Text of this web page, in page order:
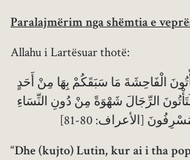
Paralajmërim nga shëmtia e
Allahu i Lartësuar thotë:
الْفَاحِشَةَ مَا سَبَقَكُمْ بِهَا مِنْ أَحَدٍ
إِنَّكُمْ لَتَأْتُونَ الرِّجَالَ شَهْوَةً مِنْ دُونِ النِّسَاءِ
[الأعراف: 80-81]
“Dhe (kujto) Lutin, kur ai i tha